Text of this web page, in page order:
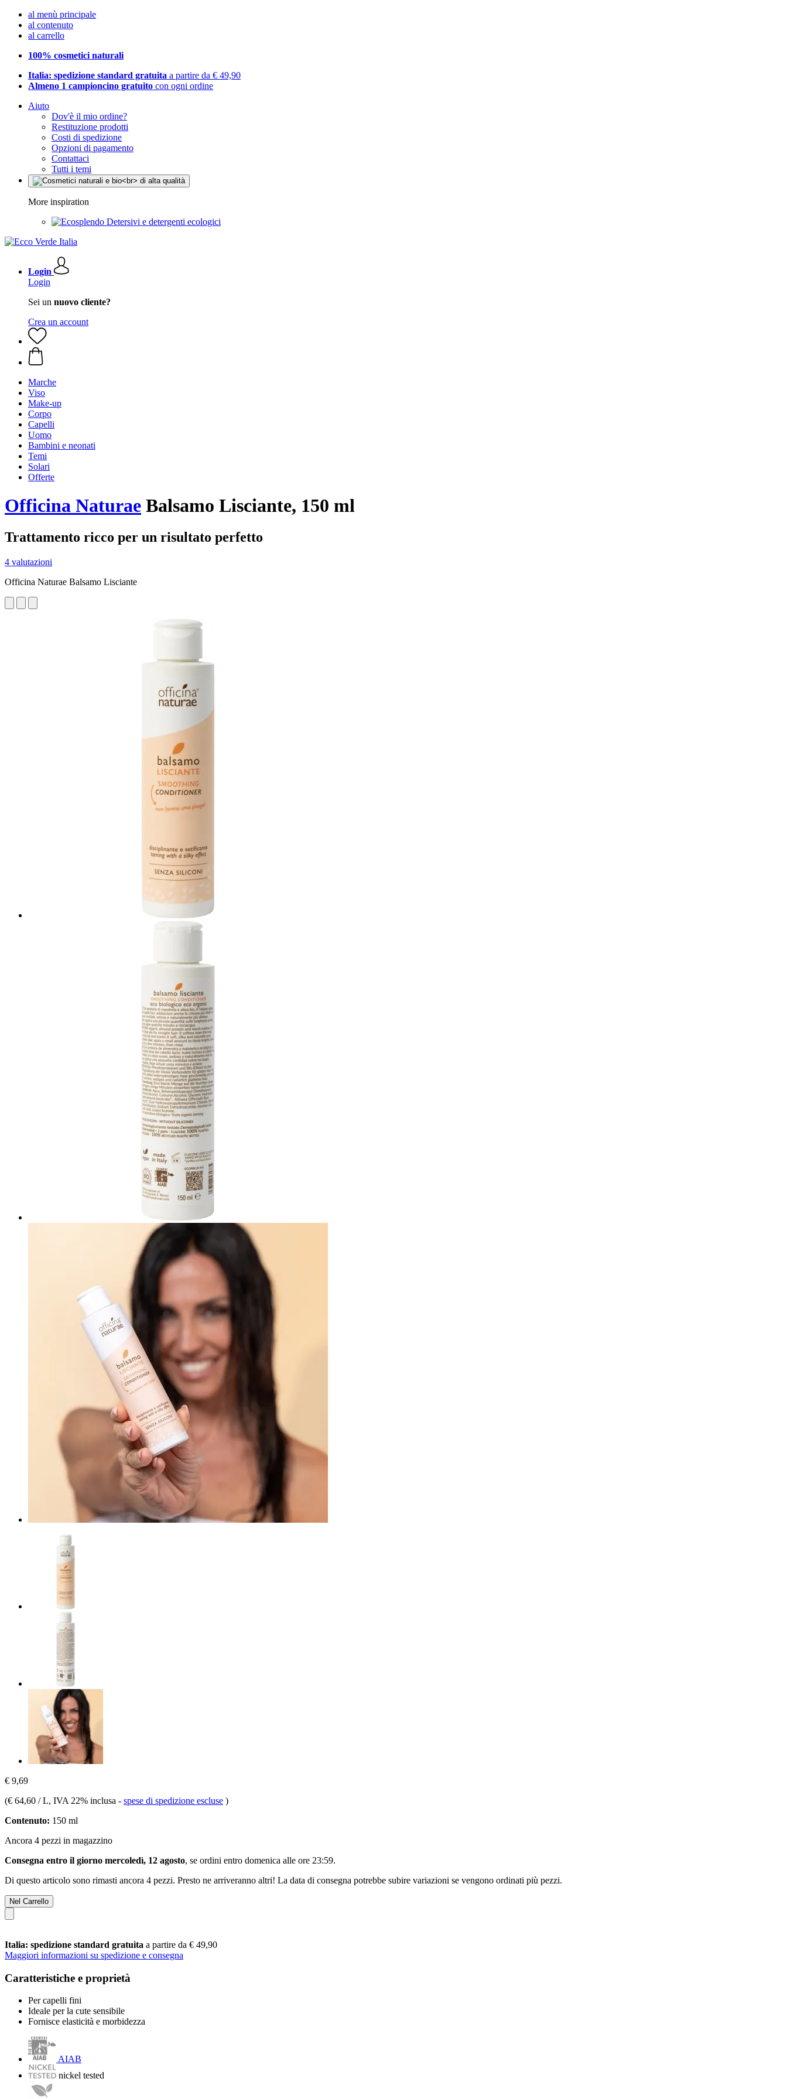
al menù principale
al contenuto
al carrello
100% cosmetici naturali
Italia: spedizione standard gratuita a partire da € 49,90
Almeno 1 campioncino gratuito con ogni ordine
Aiuto
Dov'è il mio ordine?
Restituzione prodotti
Costi di spedizione
Opzioni di pagamento
Contattaci
Tutti i temi
More inspiration
Detersivi e detergenti ecologici
Login
Login
Sei un nuovo cliente?
Crea un account
Marche
Viso
Make-up
Corpo
Capelli
Uomo
Bambini e neonati
Temi
Solari
Offerte
Officina Naturae Balsamo Lisciante, 150 ml
Trattamento ricco per un risultato perfetto
4 valutazioni
Officina Naturae Balsamo Lisciante
€ 9,69
(€ 64,60 / L, IVA 22% inclusa - spese di spedizione escluse )
Contenuto: 150 ml
Ancora 4 pezzi in magazzino
Consegna entro il giorno mercoledì, 12 agosto, se ordini entro domenica alle ore 23:59.
Di questo articolo sono rimasti ancora 4 pezzi. Presto ne arriveranno altri! La data di consegna potrebbe subire variazioni se vengono ordinati più pezzi.
Nel Carrello
Italia: spedizione standard gratuita a partire da € 49,90
Maggiori informazioni su spedizione e consegna
Caratteristiche e proprietà
Per capelli fini
Ideale per la cute sensibile
Fornisce elasticità e morbidezza
AIAB
nickel tested